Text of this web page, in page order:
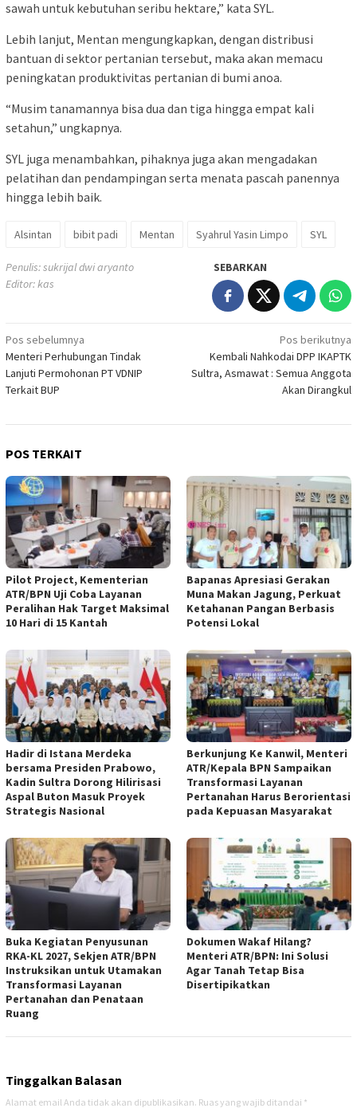
sawah untuk kebutuhan seribu hektare,” kata SYL.
Lebih lanjut, Mentan mengungkapkan, dengan distribusi
bantuan di sektor pertanian tersebut, maka akan memacu
peningkatan produktivitas pertanian di bumi anoa.
“Musim tanamannya bisa dua dan tiga hingga empat kali
setahun,” ungkapnya.
SYL juga menambahkan, pihaknya juga akan mengadakan
pelatihan dan pendampingan serta menata pascah panennya
hingga lebih baik.
Alsintan bibit padi Mentan Syahrul Yasin Limpo SYL
Penulis: sukrijal dwi aryanto
Editor: kas
SEBARKAN
Navigasi
pos
Pos sebelumnya
Menteri Perhubungan Tindak
Lanjuti Permohonan PT VDNIP
Terkait BUP
Pos berikutnya
Kembali Nahkodai DPP IKAPTK
Sultra, Asmawat : Semua Anggota
Akan Dirangkul
POS TERKAIT
Pilot Project, Kementerian
ATR/BPN Uji Coba Layanan
Peralihan Hak Target Maksimal
10 Hari di 15 Kantah
Bapanas Apresiasi Gerakan
Muna Makan Jagung, Perkuat
Ketahanan Pangan Berbasis
Potensi Lokal
Hadir di Istana Merdeka
bersama Presiden Prabowo,
Kadin Sultra Dorong Hilirisasi
Aspal Buton Masuk Proyek
Strategis Nasional
Berkunjung Ke Kanwil, Menteri
ATR/Kepala BPN Sampaikan
Transformasi Layanan
Pertanahan Harus Berorientasi
pada Kepuasan Masyarakat
Buka Kegiatan Penyusunan
RKA-KL 2027, Sekjen ATR/BPN
Instruksikan untuk Utamakan
Transformasi Layanan
Pertanahan dan Penataan
Ruang
Dokumen Wakaf Hilang?
Menteri ATR/BPN: Ini Solusi
Agar Tanah Tetap Bisa
Disertipikatkan
Tinggalkan Balasan
Alamat email Anda tidak akan dipublikasikan. Ruas yang wajib ditandai *